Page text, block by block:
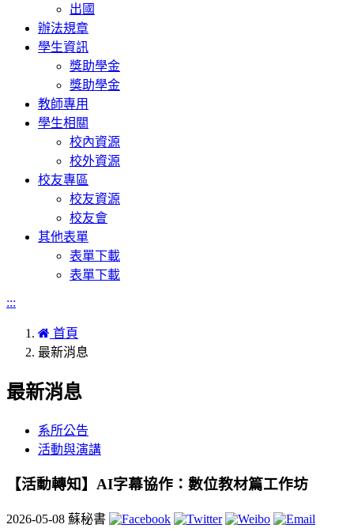
出國
辦法規章
學生資訊
獎助學金
獎助學金
教師專用
學生相關
校內資源
校外資源
校友專區
校友資源
校友會
其他表單
表單下載
表單下載
:::
首頁
最新消息
最新消息
系所公告
活動與演講
【活動轉知】AI字幕協作：數位教材篇工作坊
2026-05-08 蘇秘書